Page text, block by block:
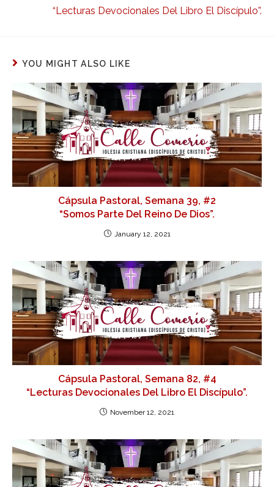
“Lecturas Devocionales Del Libro El Discípulo”.
YOU MIGHT ALSO LIKE
Cápsula Pastoral, Semana 39, #2
“Somos Parte Del Reino De Dios”.
January 12, 2021
Cápsula Pastoral, Semana 82, #4
“Lecturas Devocionales Del Libro El Discípulo”.
November 12, 2021